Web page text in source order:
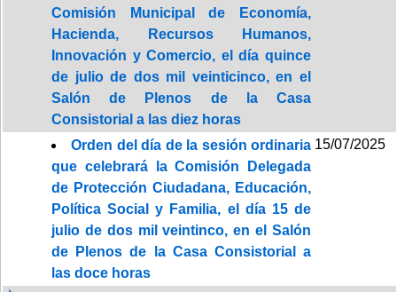
Comisión Municipal de Economía,
Hacienda, Recursos Humanos,
Innovación y Comercio, el día quince
de julio de dos mil veinticinco, en el
Salón de Plenos de la Casa
Consistorial a las diez horas
Orden del día de la sesión ordinaria
que celebrará la Comisión Delegada
de Protección Ciudadana, Educación,
Política Social y Familia, el día 15 de
julio de dos mil veintinco, en el Salón
de Plenos de la Casa Consistorial a
las doce horas
15/07/2025